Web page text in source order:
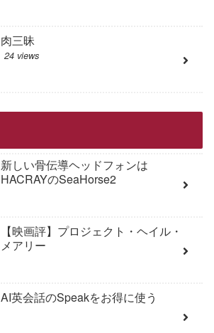
肉三昧
24 views
新しい骨伝導ヘッドフォンは
HACRAYのSeaHorse2
【映画評】プロジェクト・ヘイル・
メアリー
AI英会話のSpeakをお得に使う